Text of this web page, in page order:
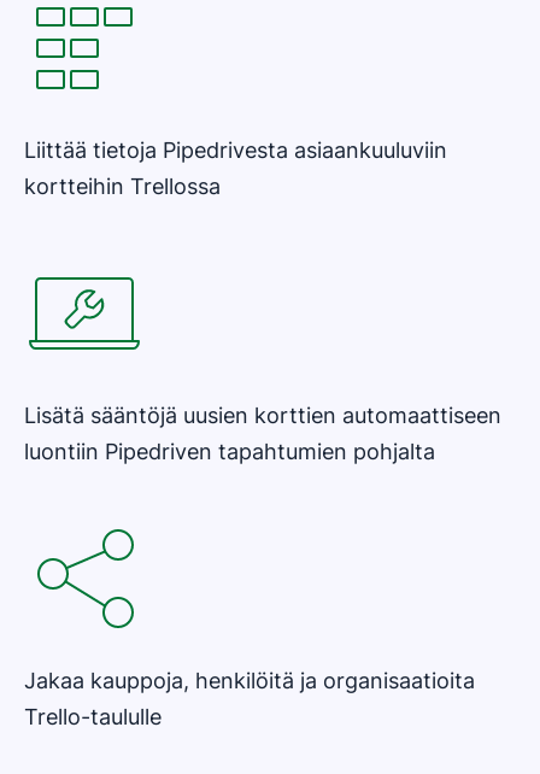
Liittää tietoja Pipedrivesta asiaankuuluviin
kortteihin Trellossa
Lisätä sääntöjä uusien korttien automaattiseen
luontiin Pipedriven tapahtumien pohjalta
Jakaa kauppoja, henkilöitä ja organisaatioita
Trello-taululle